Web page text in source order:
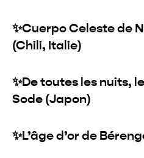
✨Cuerpo Celeste de
(Chili, Italie)
✨De toutes les nuits,
Sode (Japon)
✨L’âge d’or de